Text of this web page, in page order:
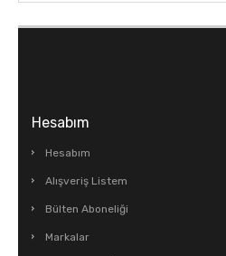
Hesabım
Hesabım
Alışveriş Listem
Bülten Aboneliği
Markalar